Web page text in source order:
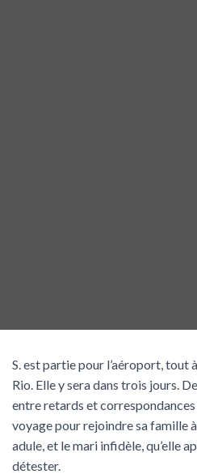
S. est partie pour l’aéroport, tout
Rio. Elle y sera dans trois jours.
entre retards et
voyage pour rejoindre sa famille
adule, et le mari infidèle, qu’elle
détester.